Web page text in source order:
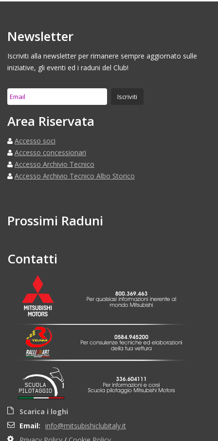
Newsletter
Iscriviti alla newsletter per rimanere sempre aggiornato sulle
iniziative, gli eventi ed i raduni del Club!
Area Riservata
Accesso soci
Accesso concessionari
Accesso Archivio Tecnico
Accesso Archivio Tecnico Albo Storico
Prossimi Raduni
Contatti
Scarica i loghi
Email:
info@mitsubishiclubitaly.it